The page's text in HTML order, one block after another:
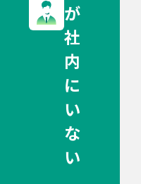
が
社
内
に
い
な
い